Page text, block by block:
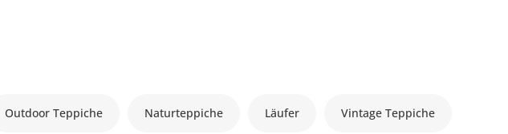
Outdoor Teppiche Naturteppiche Läufer Vintage Teppiche